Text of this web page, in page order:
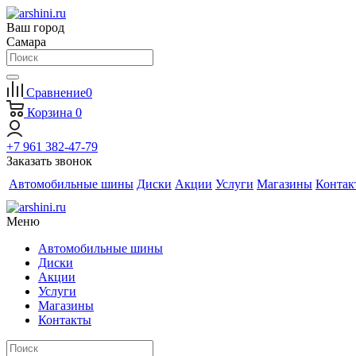
Ваш город
Самара
Сравнение0
Корзина 0
+7 961 382-47-79
Заказать звонок
Автомобильные шины Диски Акции Услуги Магазины
Меню
Автомобильные шины
Диски
Акции
Услуги
Магазины
Контакты